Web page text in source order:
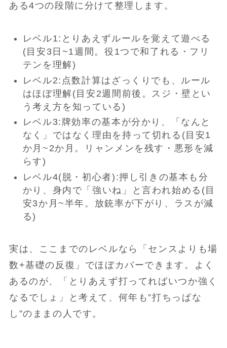
ある4つの段階に分けて整理します。
レベル1:とりあえずルールを覚えて遊べる
(目安3日~1週間。役1つで和了れる・フリ
テンを理解)
レベル2:点数計算はざっくりでも、ルール
はほぼ理解(目安2週間前後。スジ・壁とい
う考え方を知っている)
レベル3:牌効率の基本が分かり、「なんと
なく」ではなく理由を持って切れる(目安1
か月~2か月。リャンメンを残す・悪形を減
らす)
レベル4(脱・初心者):押し引きの基本も分
かり、身内で「強いね」と言われ始める(目
安3か月~半年。放銃率が下がり、ラスが減
る)
実は、ここまでのレベルなら「センスよりも場
数+基礎の反復」でほぼカバーできます。よく
あるのが、「とりあえず打ってればいつか強く
なるでしょ」と考えて、何年も”打ちっぱな
し”のままの人です。